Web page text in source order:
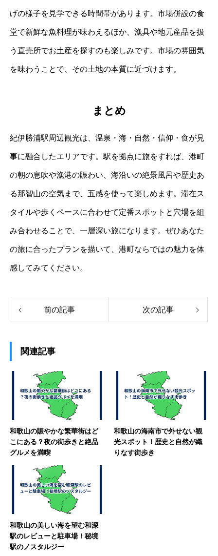
げの様子を見学できる時間帯があります。市場併設の食
堂で新鮮な魚料理が味わえるほか、漁具や地元産品を扱
う直売所でお土産を探すのも楽しみです。市場の雰囲気
を味わうことで、その土地の本質に近づけます。
まとめ
紀伊勝浦駅周辺観光は、温泉・海・自然・信仰・食が見
事に融合したエリアです。駅を拠点に旅をすれば、港町
の朝の息吹や漁港の賑わい、海沿いの絶景風呂や歴史あ
る那智山の空気まで、五感を使って楽しめます。滞在ス
タイルや歩くペースに合わせて定番スポットと穴場を組
み合わせることで、一層深い旅になります。ぜひあなた
の旅に合ったプランを描いて、港町ならではの魅力を体
感してみてください。
前の記事 次の記事
関連記事
和歌山の賑やかな繁華街はど
こにある？夜の街歩きと絶品
グルメを満喫
和歌山の海南市で外せない観
光スポット！歴史と自然が織
りなす街歩き
和歌山の美しい海を望む和深
駅のレビューと駐車場！秘境
駅のノスタルジー